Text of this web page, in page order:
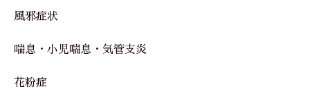
風邪症状
喘息・小児喘息・気管支炎
花粉症